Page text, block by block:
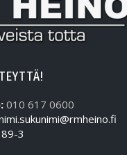
010 617 0600
3